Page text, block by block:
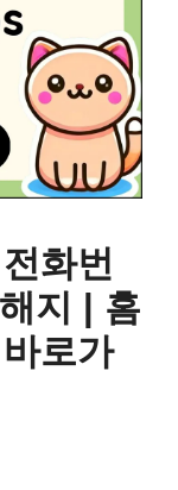
화번
지 | 홈
로가